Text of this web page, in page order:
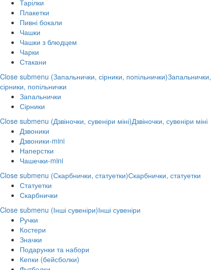
Тарілки
Плакетки
Пивні бокали
Чашки
Чашки з блюдцем
Чарки
Стакани
Close submenu (Запальнички, сірники, попільнички)Запальнички,
сірники, попільнички
Запальнички
Сірники
Close submenu (Дзвіночки, сувеніри міні)Дзвіночки, сувеніри міні
Дзвоники
Дзвоники-mini
Наперстки
Чашечки-mini
Close submenu (Скарбнички, статуетки)Скарбнички, статуетки
Статуетки
Скарбнички
Close submenu (Інші сувеніри)Інші сувеніри
Ручки
Костери
Значки
Подарунки та набори
Кепки (бейсболки)